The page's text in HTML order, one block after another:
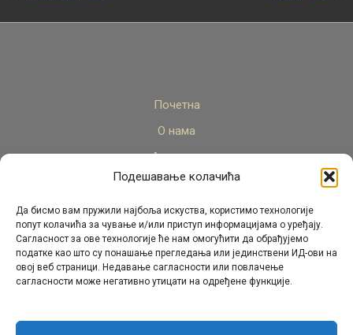
Подешавање колачића
Да бисмо вам пружили најбоља искуства, користимо технологије
попут колачића за чување и/или приступ информацијама о уређају.
Сагласност за ове технологије ће нам омогућити да обрађујемо
податке као што су понашање прегледања или јединствени ИД-ови на
овој веб страници. Недавање сагласности или повлачење
сагласности може негативно утицати на одређене функције.
Почетна
О нама
Актуелно
Стручни кадар
Пројекти
Архива
Контакт